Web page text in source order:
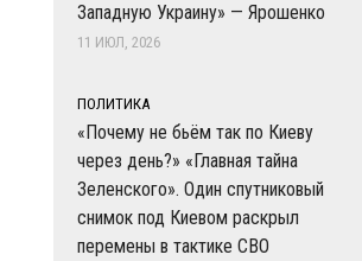
Западную Украину» — Ярошенко
11 ИЮЛ, 2026
ПОЛИТИКА
«Почему не бьём так по Киеву
через день?» «Главная тайна
Зеленского». Один спутниковый
снимок под Киевом раскрыл
перемены в тактике СВО